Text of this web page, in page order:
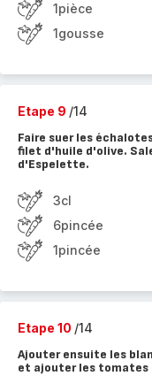
1pièce
1gousse
Etape 9 /14
Faire suer les
filet d'huile d'olive.
d'Espelette.
3cl
6pincée
1pincée
Etape 10 /14
Ajouter ensuite les
et ajouter les tomates